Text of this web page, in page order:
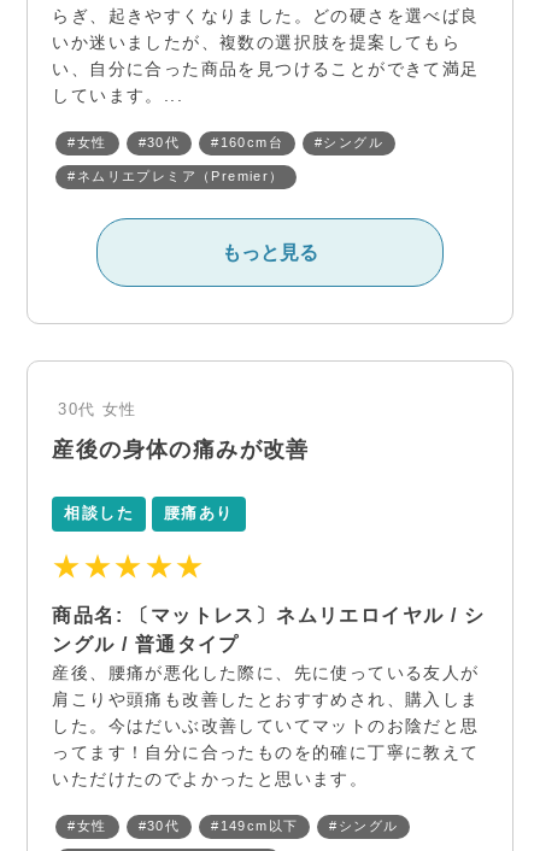
らぎ、起きやすくなりました。どの硬さを選べば良
いか迷いましたが、複数の選択肢を提案してもら
い、自分に合った商品を見つけることができて満足
しています。...
#女性 #30代 #160cm台 #シングル
#ネムリエプレミア（Premier）
もっと見る
30代女性
産後の身体の痛みが改善
★★★★★
相談した 腰痛あり
商品名: 〔マットレス〕ネムリエロイヤル / シ
ングル / 普通タイプ
産後、腰痛が悪化した際に、先に使っている友人が
肩こりや頭痛も改善したとおすすめされ、購入しま
した。今はだいぶ改善していてマットのお陰だと思
ってます！自分に合ったものを的確に丁寧に教えて
いただけたのでよかったと思います。
#女性 #30代 #149cm以下 #シングル